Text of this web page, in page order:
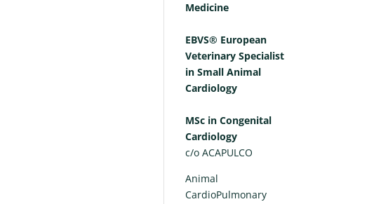
Medicine
EBVS® European
Veterinary Specialist
in Small Animal
Cardiology
MSc in Congenital
Cardiology
c/o ACAPULCO
Animal
CardioPulmonary